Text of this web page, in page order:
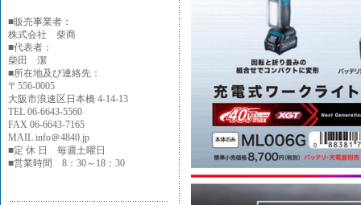
■販売事業者：
株式会社 柴商
■代表者：
柴田 潔
■所在地及び連絡先：
〒556-0005
大阪市浪速区日本橋 4-14-13
TEL 06-6643-5560
FAX 06-6643-7165
MAIL info＠4840.jp
■定 休 日 毎週土曜日
■営業時間 8：30～18：30